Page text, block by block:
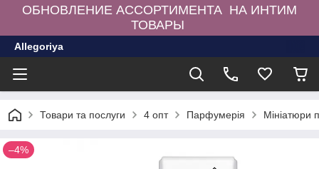
ОБНОВЛЕНИЕ АССОРТИМЕНТА НА ИНТИМ
ТОВАРЫ
Allegoriya
Товари та послуги 4 опт Парфумерія Мініатюри
–4%